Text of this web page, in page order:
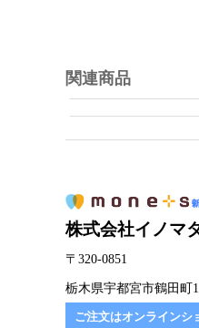
関連商品
株式会社イノマ
〒320-0851
栃木県宇都宮市鶴田町
ご注文はオンラインシ